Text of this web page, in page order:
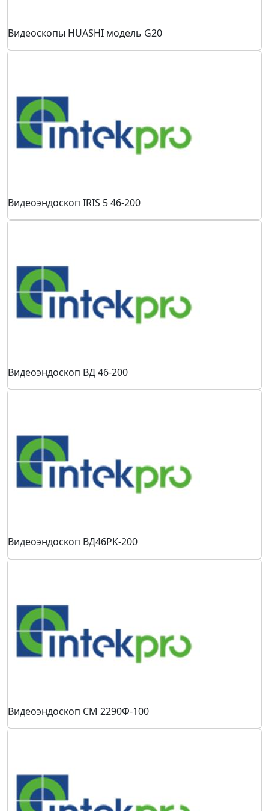
Видеоскопы HUASHI модель G20
Видеоэндоскоп IRIS 5 46-200
Видеоэндоскоп ВД 46-200
Видеоэндоскоп ВД46РК-200
Видеоэндоскоп СМ 2290Ф-100